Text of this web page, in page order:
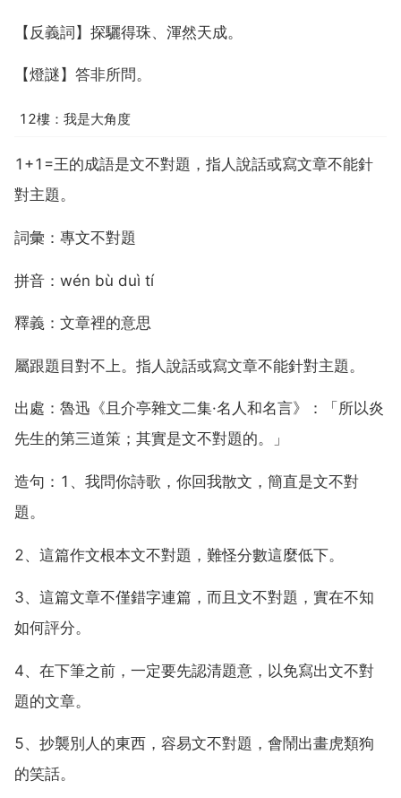
【反義詞】探驪得珠、渾然天成。
【燈謎】答非所問。
12樓：我是大角度
1+1=王的成語是文不對題，指人說話或寫文章不能針
對主題。
詞彙：專文不對題
拼音：wén bù duì tí
釋義：文章裡的意思
屬跟題目對不上。指人說話或寫文章不能針對主題。
出處：魯迅《且介亭雜文二集·名人和名言》：「所以炎
先生的第三道策；其實是文不對題的。」
造句：1、我問你詩歌，你回我散文，簡直是文不對
題。
2、這篇作文根本文不對題，難怪分數這麼低下。
3、這篇文章不僅錯字連篇，而且文不對題，實在不知
如何評分。
4、在下筆之前，一定要先認清題意，以免寫出文不對
題的文章。
5、抄襲別人的東西，容易文不對題，會鬧出畫虎類狗
的笑話。